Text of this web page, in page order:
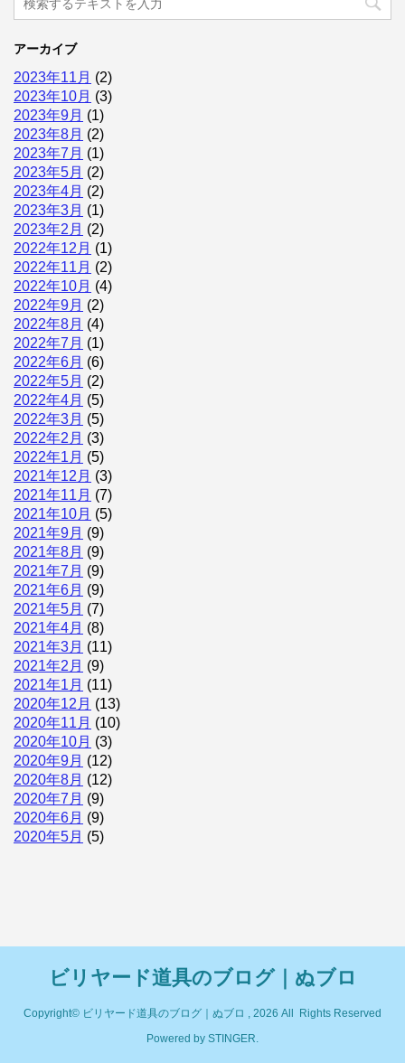
アーカイブ
2023年11月 (2)
2023年10月 (3)
2023年9月 (1)
2023年8月 (2)
2023年7月 (1)
2023年5月 (2)
2023年4月 (2)
2023年3月 (1)
2023年2月 (2)
2022年12月 (1)
2022年11月 (2)
2022年10月 (4)
2022年9月 (2)
2022年8月 (4)
2022年7月 (1)
2022年6月 (6)
2022年5月 (2)
2022年4月 (5)
2022年3月 (5)
2022年2月 (3)
2022年1月 (5)
2021年12月 (3)
2021年11月 (7)
2021年10月 (5)
2021年9月 (9)
2021年8月 (9)
2021年7月 (9)
2021年6月 (9)
2021年5月 (7)
2021年4月 (8)
2021年3月 (11)
2021年2月 (9)
2021年1月 (11)
2020年12月 (13)
2020年11月 (10)
2020年10月 (3)
2020年9月 (12)
2020年8月 (12)
2020年7月 (9)
2020年6月 (9)
2020年5月 (5)
ビリヤード道具のブログ｜ぬブロ
Copyright© ビリヤード道具のブログ｜ぬブロ , 2026 All Rights Reserved
Powered by STINGER.